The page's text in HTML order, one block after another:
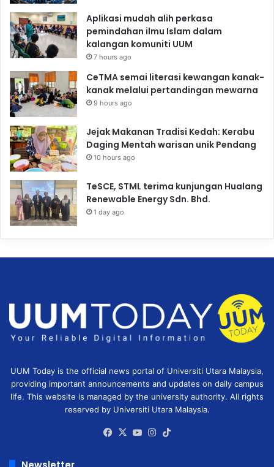
Aplikasi mudah alih perkasa
pemindahan ilmu Islam dalam
kalangan komuniti UUM
7 hours ago
CeTMA semai literasi kewangan kanak-
kanak melalui pertandingan mewarna
9 hours ago
Jejak Makanan Tradisi Kedah: Kerabu
Daging Mentah warisan unik Pendang
10 hours ago
TeSCE, STML terima kunjungan Hualang
Renewable Energy Sdn. Bhd.
1 day ago
UUM Today is the official news portal of Universiti Utara Malaysia,
providing important announcements and updates on daily campus
life. This website is managed by the university authority. All rights
reserved by Universiti Utara Malaysia.
Facebook
X YouTubeInstagram